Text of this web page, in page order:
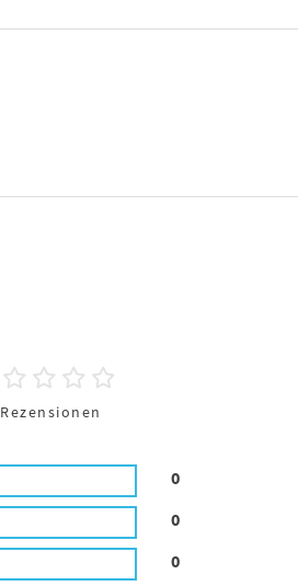
Rezensionen
0
0
0